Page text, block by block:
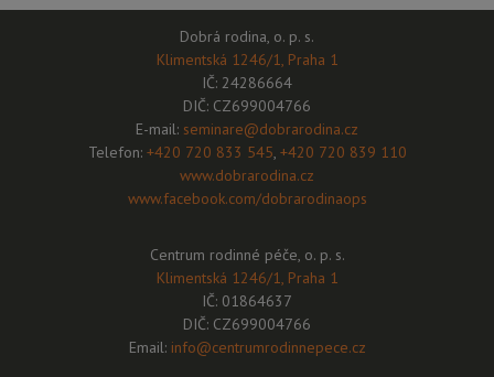
Dobrá rodina, o. p. s.
Klimentská 1246/1, Praha 1
IČ: 24286664
DIČ: CZ699004766
E-mail: seminare@dobrarodina.cz
Telefon: +420 720 833 545, +420 720 839 110
www.dobrarodina.cz
www.facebook.com/dobrarodinaops
Centrum rodinné péče, o. p. s.
Klimentská 1246/1, Praha 1
IČ: 01864637
DIČ: CZ699004766
Email: info@centrumrodinnepece.cz